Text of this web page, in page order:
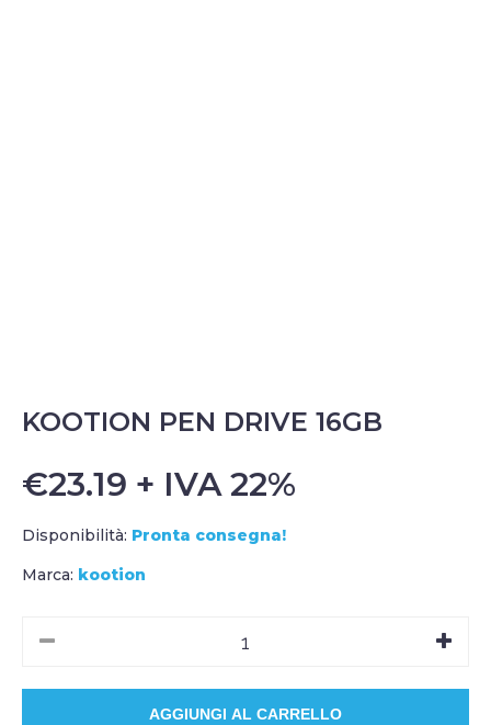
KOOTION PEN DRIVE 16GB
€23.19 + IVA 22%
Disponibilità: Pronta consegna!
Marca: kootion